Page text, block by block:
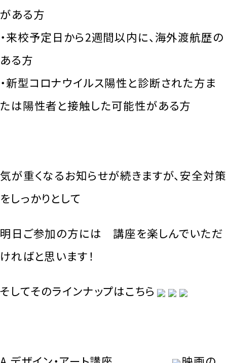
がある方
・来校予定日から2週間以内に、海外渡航歴の
ある方
・新型コロナウイルス陽性と診断された方ま
たは陽性者と接触した可能性がある方
気が重くなるお知らせが続きますが、安全対策
をしっかりとして
明日ご参加の方には 講座を楽しんでいただ
ければと思います！
そしてそのラインナップはこちら